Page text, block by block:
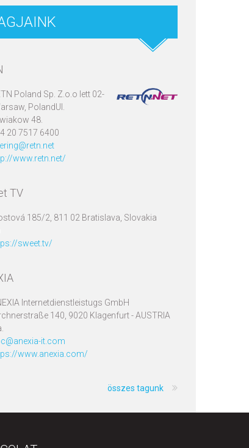
Poland Sp. Z.o.o lett 02-
PolandUl.
48.
20 7517 6400
www.retn.net/
TV
185/2, 811 02 Bratislava, Slovakia
sweet.tv/
Internetdienstleistugs GmbH
140, 9020 Klagenfurt - AUSTRIA
it.com
www.anexia.com/
összes tagunk